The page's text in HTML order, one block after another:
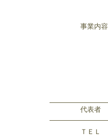
事業内容
代表者
ＴＥＬ